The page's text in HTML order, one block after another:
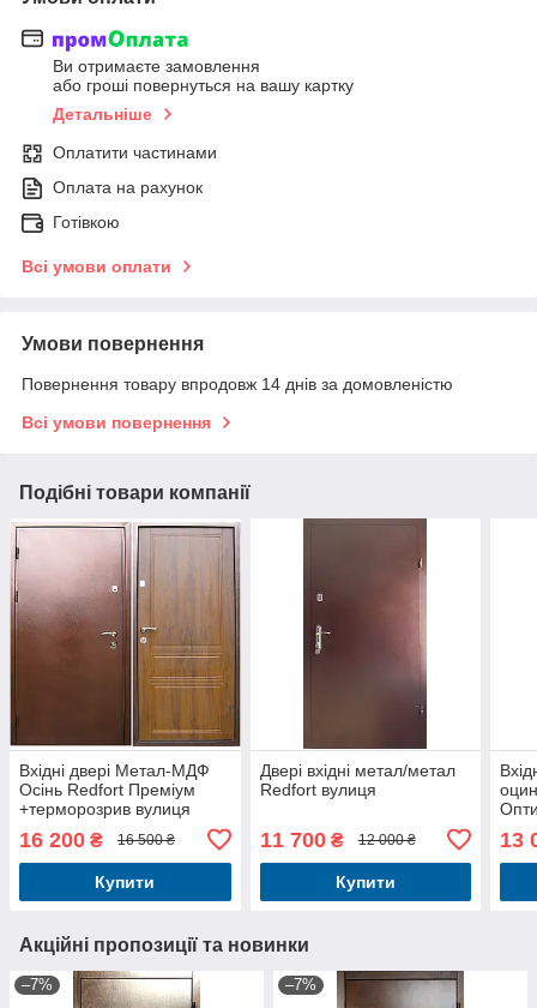
Ви отримаєте замовлення
або гроші повернуться на вашу картку
Детальніше
Оплатити частинами
Оплата на рахунок
Готівкою
Всі умови оплати
Умови повернення
Повернення товару впродовж 14 днів за домовленістю
Всі умови повернення
Подібні товари компанії
Вхідні двері Метал-МДФ
Осінь Redfort Преміум
+терморозрив вулиця
16 200 ₴ 16 500 ₴
Купити
Двері вхідні метал/метал
Redfort вулиця
11 700₴ 12 000 ₴
Купити
13
Акційні пропозиції та новинки
–7% –7%